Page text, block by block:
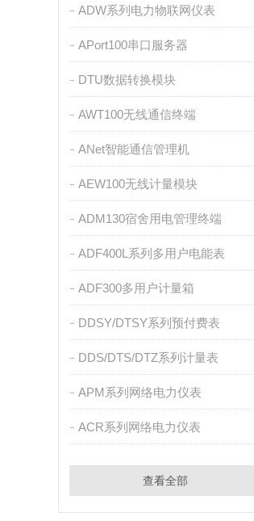
ADW系列电力物联网仪表
APort100串口服务器
DTU数据转换模块
AWT100无线通信终端
ANet智能通信管理机
AEW100无线计量模块
ADM130宿舍用电管理终端
ADF400L系列多用户电能表
ADF300多用户计量箱
DDSY/DTSY系列预付费表
DDS/DTS/DTZ系列计量表
APM系列网络电力仪表
ACR系列网络电力仪表
查看全部